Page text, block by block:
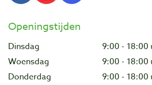
Openingstijden
Dinsdag
9:00 - 18:00
Woensdag
9:00 - 18:00
Donderdag
9:00 - 18:00